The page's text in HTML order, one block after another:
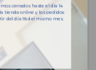
cerrados hasta el día 14
tienda online y los pedidos
del día 18 del mismo mes.